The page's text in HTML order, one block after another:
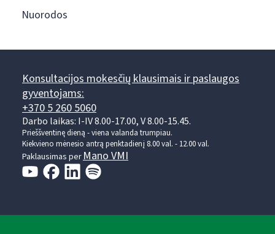
Nuorodos
Konsultacijos mokesčių klausimais ir paslaugos
gyventojams:
+370 5 260 5060
Darbo laikas: I-IV 8.00-17.00, V 8.00-15.45.
Prieššventinę dieną - viena valanda trumpiau.
Kiekvieno mėnesio antrą penktadienį 8.00 val. - 12.00 val.
Paklausimas perMano VMI